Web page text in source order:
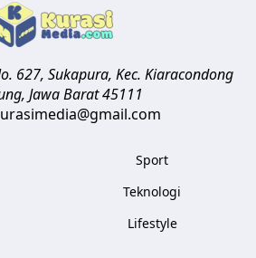
627, Sukapura, Kec. Kiaracondong
, Jawa Barat45111
Sport
Teknologi
Lifestyle